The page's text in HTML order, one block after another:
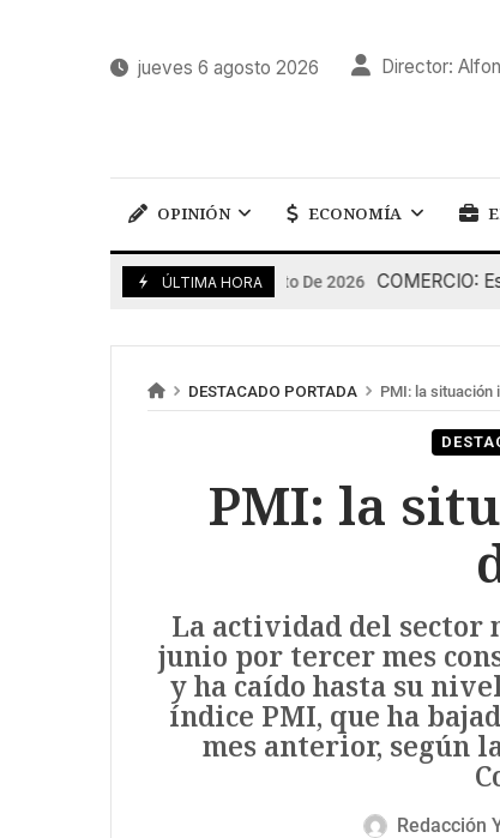
jueves 6 agosto 2026 Director:
OPINIÓN ECONOMÍA
ÚLTIMA HORA
5 De Agosto De 2026 COMERCIO:
DESTACADO PORTADA PMI: la situación
PMI: la
La actividad del sector
junio por tercer mes
y ha caído hasta su
índice PMI, que ha
mes anterior, según
Redacción